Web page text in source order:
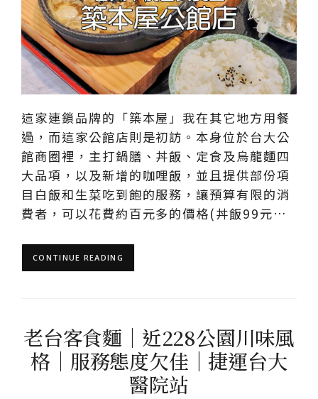
這家連鎖品牌的「築本屋」我在其它地方用餐
過，而這家公館店則是初訪。本身位於台大公
館商圈裡，主打鍋膳、丼飯、定食及烏龍麵四
大品項，以及新增的咖哩飯，並且提供部份項
目白飯和生菜吃到飽的服務，讓預算有限的消
費者，可以花費約百元多的價格(丼飯99元…
CONTINUE READING
老台客食麵｜近228公園川味風
格｜服務態度欠佳｜捷運台大
醫院站